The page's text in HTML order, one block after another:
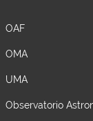
OAF
OMA
UMA
Observatorio